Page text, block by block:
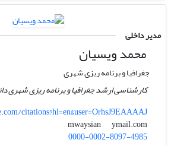
مدیر داخلی
محمد ویسیان
جغرافیا و برنامه ریزی شهری
کارشناسی ارشد جغرافیا و برنامه ریزی شهری
citations?hl=en&user=OrhsJ9EAAAAJ
mwaysian
ymail.com
0000-0002-8097-4985